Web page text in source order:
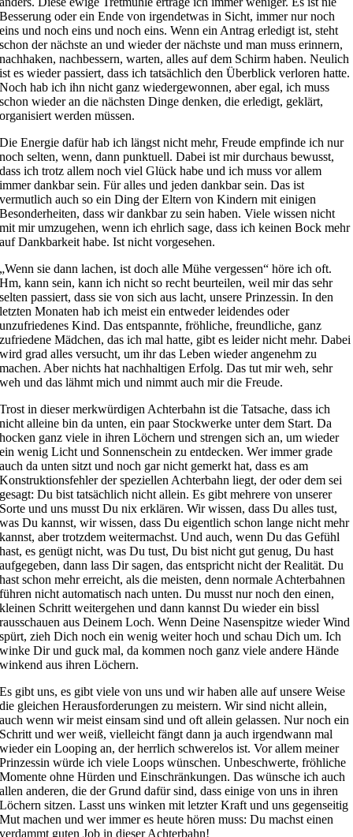
Besserung oder ein Ende von irgendetwas in Sicht, immer nur noch
eins und noch eins und noch eins. Wenn ein Antrag erledigt ist, steht
schon der nächste an und wieder der nächste und man muss erinnern,
nachhaken, nachbessern, warten, alles auf dem Schirm haben. Neulich
ist es wieder passiert, dass ich tatsächlich den Überblick verloren hatte.
Noch hab ich ihn nicht ganz wiedergewonnen, aber egal, ich muss
schon wieder an die nächsten Dinge denken, die erledigt, geklärt,
organisiert werden müssen.
Die Energie dafür hab ich längst nicht mehr, Freude empfinde ich nur
noch selten, wenn, dann punktuell. Dabei ist mir durchaus bewusst,
dass ich trotz allem noch viel Glück habe und ich muss vor allem
immer dankbar sein. Für alles und jeden dankbar sein. Das ist
vermutlich auch so ein Ding der Eltern von Kindern mit einigen
Besonderheiten, dass wir dankbar zu sein haben. Viele wissen nicht
mit mir umzugehen, wenn ich ehrlich sage, dass ich keinen Bock mehr
auf Dankbarkeit habe. Ist nicht vorgesehen.
„Wenn sie dann lachen, ist doch alle Mühe vergessen“ höre ich oft.
Hm, kann sein, kann ich nicht so recht beurteilen, weil mir das sehr
selten passiert, dass sie von sich aus lacht, unsere Prinzessin. In den
letzten Monaten hab ich meist ein entweder leidendes oder
unzufriedenes Kind. Das entspannte, fröhliche, freundliche, ganz
zufriedene Mädchen, das ich mal hatte, gibt es leider nicht mehr. Dabei
wird grad alles versucht, um ihr das Leben wieder angenehm zu
machen. Aber nichts hat nachhaltigen Erfolg. Das tut mir weh, sehr
weh und das lähmt mich und nimmt auch mir die Freude.
Trost in dieser merkwürdigen Achterbahn ist die Tatsache, dass ich
nicht alleine bin da unten, ein paar Stockwerke unter dem Start. Da
hocken ganz viele in ihren Löchern und strengen sich an, um wieder
ein wenig Licht und Sonnenschein zu entdecken. Wer immer grade
auch da unten sitzt und noch gar nicht gemerkt hat, dass es am
Konstruktionsfehler der speziellen Achterbahn liegt, der oder dem sei
gesagt: Du bist tatsächlich nicht allein. Es gibt mehrere von unserer
Sorte und uns musst Du nix erklären. Wir wissen, dass Du alles tust,
was Du kannst, wir wissen, dass Du eigentlich schon lange nicht mehr
kannst, aber trotzdem weitermachst. Und auch, wenn Du das Gefühl
hast, es genügt nicht, was Du tust, Du bist nicht gut genug, Du hast
aufgegeben, dann lass Dir sagen, das entspricht nicht der Realität. Du
hast schon mehr erreicht, als die meisten, denn normale Achterbahnen
führen nicht automatisch nach unten. Du musst nur noch den einen,
kleinen Schritt weitergehen und dann kannst Du wieder ein bissl
rausschauen aus Deinem Loch. Wenn Deine Nasenspitze wieder Wind
spürt, zieh Dich noch ein wenig weiter hoch und schau Dich um. Ich
winke Dir und guck mal, da kommen noch ganz viele andere Hände
winkend aus ihren Löchern.
Es gibt uns, es gibt viele von uns und wir haben alle auf unsere Weise
die gleichen Herausforderungen zu meistern. Wir sind nicht allein,
auch wenn wir meist einsam sind und oft allein gelassen. Nur noch ein
Schritt und wer weiß, vielleicht fängt dann ja auch irgendwann mal
wieder ein Looping an, der herrlich schwerelos ist. Vor allem meiner
Prinzessin würde ich viele Loops wünschen. Unbeschwerte, fröhliche
Momente ohne Hürden und Einschränkungen. Das wünsche ich auch
allen anderen, die der Grund dafür sind, dass einige von uns in ihren
Löchern sitzen. Lasst uns winken mit letzter Kraft und uns gegenseitig
Mut machen und wer immer es heute hören muss: Du machst einen
verdammt guten Job in dieser Achterbahn!